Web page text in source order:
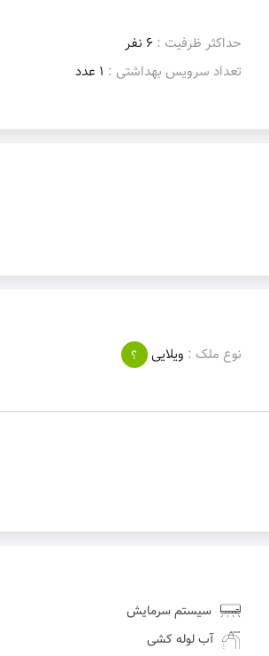
حداکثر ظرفیت : 6 نفر
تعداد سرویس بهداشتی : 1 عدد
نوع ملک : ویلایی
؟
سیستم سرمایش
آب لوله کشی